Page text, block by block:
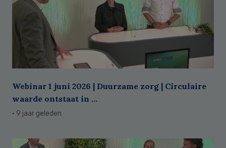
Webinar 1 juni 2026 | Duurzame zorg | Circulaire
waarde ontstaat in ...
· 9 jaar geleden